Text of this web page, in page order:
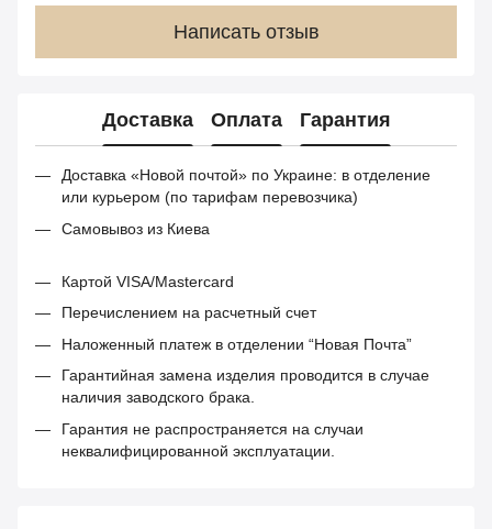
Написать отзыв
Доставка Оплата Гарантия
Доставка «Новой почтой» по Украине: в отделение
или курьером (по тарифам перевозчика)
Самовывоз из Киева
Картой VISA/Mastercard
Перечислением на расчетный счет
Наложенный платеж в отделении “Новая Почта”
Гарантийная замена изделия проводится в случае
наличия заводского брака.
Гарантия не распространяется на случаи
неквалифицированной эксплуатации.